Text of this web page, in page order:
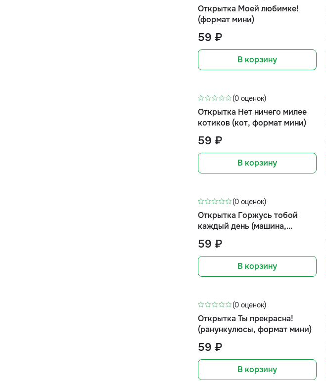
Открытка Моей любимке!
(формат мини)
59 ₽
В корзину
(0 оценок)
Открытка Нет ничего милее
котиков (кот, формат мини)
59 ₽
В корзину
(0 оценок)
Открытка Горжусь тобой
каждый день (машина,
59 ₽
В корзину
(0 оценок)
Открытка Ты прекрасна!
(ранункулюсы, формат мини)
59 ₽
В корзину